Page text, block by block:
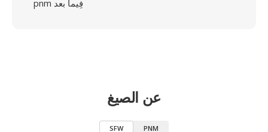
pnm فِيما بعد
عن الصيغ
SFW PNM